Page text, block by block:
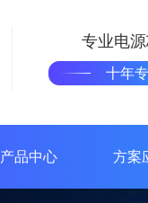
专业电
十年
产品中心 方案